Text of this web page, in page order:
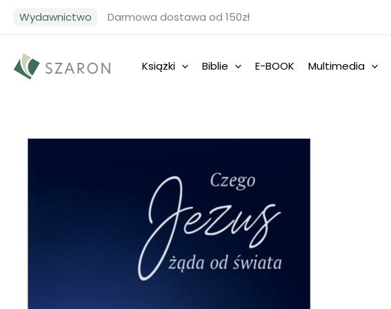
Wydawnictwo Darmowa dostawa od 150zł
Książki Biblie E-BOOK Multimedia